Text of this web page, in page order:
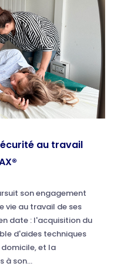
au travail
son engagement
vie au travail de ses
date : l'acquisition du
d'aides techniques
et la
à son...